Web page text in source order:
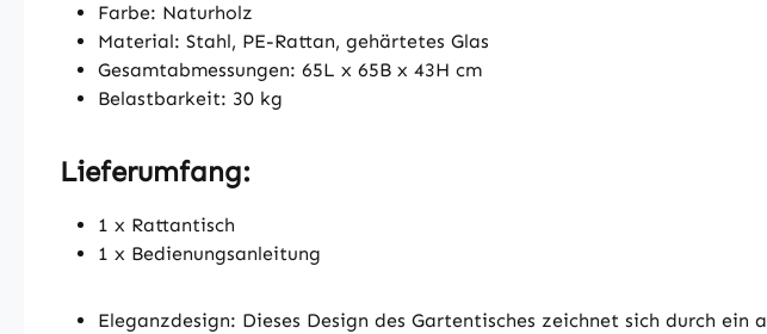
Farbe: Naturholz
Material: Stahl, PE-Rattan, gehärtetes Glas
Gesamtabmessungen: 65L x 65B x 43H cm
Belastbarkeit: 30 kg
Lieferumfang:
1 x Rattantisch
1 x Bedienungsanleitung
Eleganzdesign: Dieses Design des Gartentisches zeichnet sich durch